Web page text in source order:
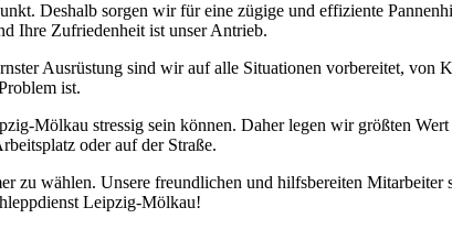
Deshalb sorgen wir für eine zügige und effiziente
Ihre Zufriedenheit ist unser Antrieb.
Ausrüstung sind wir auf alle Situationen vorbereitet,
ist.
Mölkau stressig sein können. Daher legen wir größten
oder auf der Straße.
zu wählen. Unsere freundlichen und hilfsbereiten
Leipzig-Mölkau!